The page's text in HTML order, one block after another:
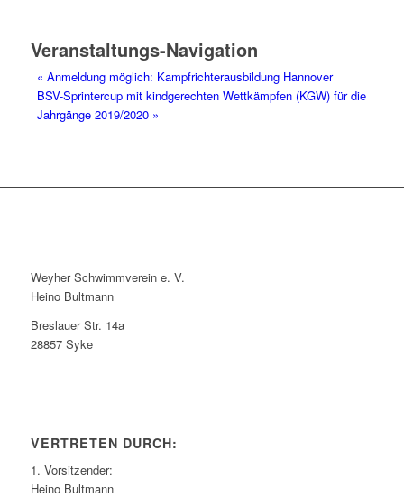
Veranstaltungs-Navigation
« Anmeldung möglich: Kampfrichterausbildung Hannover
BSV-Sprintercup mit kindgerechten Wettkämpfen (KGW) für die
Jahrgänge 2019/2020 »
Weyher Schwimmverein e. V.
Heino Bultmann
Breslauer Str. 14a
28857 Syke
VERTRETEN DURCH:
1. Vorsitzender:
Heino Bultmann